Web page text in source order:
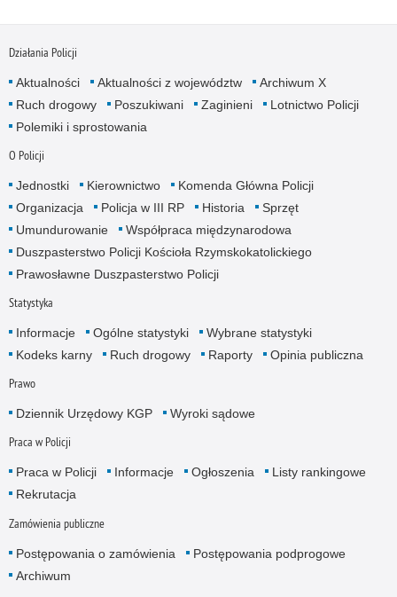
Działania Policji
Aktualności Aktualności z województw
Archiwum X
Ruch drogowy
Poszukiwani Zaginieni
Lotnictwo Policji
Polemiki i sprostowania
O Policji
Jednostki Kierownictwo
Komenda Główna Policji
Organizacja
Policja w III RP Historia
Sprzęt
Umundurowanie
Współpraca międzynarodowa
Duszpasterstwo Policji Kościoła Rzymskokatolickiego
Prawosławne Duszpasterstwo Policji
Statystyka
Informacje Ogólne statystyki
Wybrane statystyki
Kodeks karny
Ruch drogowy Raporty Opinia publiczna
Prawo
Dziennik Urzędowy KGP Wyroki sądowe
Praca w Policji
Praca w Policji Informacje Ogłoszenia
Listy rankingowe
Rekrutacja
Zamówienia publiczne
Postępowania o zamówienia
Postępowania podprogowe
Archiwum